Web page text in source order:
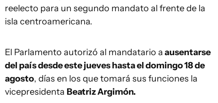
reelecto para un segundo mandato al frente de la
isla centroamericana.
El Parlamento autorizó al mandatario aausentarse
del país desde este jueves hasta el domingo 18 de
agosto, días en los que tomará sus funciones la
vicepresidenta Beatriz Argimón.